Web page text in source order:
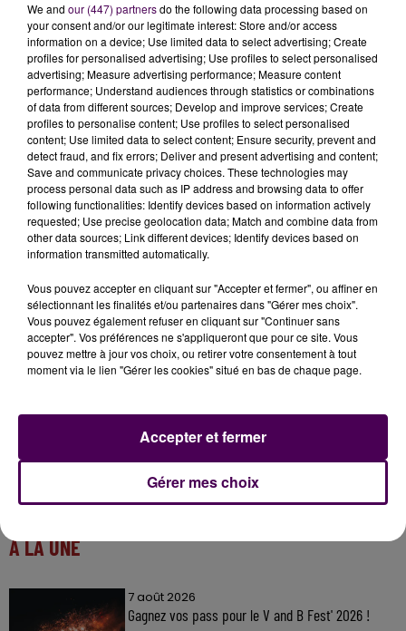
À LA UNE
7 août 2026
Gagnez vos pass pour le V and B Fest' 2026 !
We and our (447) partnersdo the following data processing based on
your consent and/or our legitimate interest: Store and/or access
information on a device; Use limited data to select advertising; Create
profiles for personalised advertising; Use profiles to select personalised
advertising; Measure advertising performance; Measure content
performance; Understand audiences through statistics or combinations
of data from different sources; Develop and improve services; Create
profiles to personalise content; Use profiles to select personalised
content; Use limited data to select content; Ensure security, prevent and
detect fraud, and fix errors; Deliver and present advertising and content;
Save and communicate privacy choices. These technologies may
process personal data such as IP address and browsing data to offer
following functionalities: Identify devices based on information actively
requested; Use precise geolocation data; Match and combine data from
other data sources; Link different devices; Identify devices based on
information transmitted automatically.
Vous pouvez accepter en cliquant sur "Accepter et fermer", ou affiner en
sélectionnant les finalités et/ou partenaires dans "Gérer mes choix".
Vous pouvez également refuser en cliquant sur "Continuer sans
accepter". Vos préférences ne s'appliqueront que pour ce site. Vous
pouvez mettre à jour vos choix, ou retirer votre consentement à tout
moment via le lien "Gérer les cookies" situé en bas de chaque page.
Gérer mes choix
Accepter et fermer